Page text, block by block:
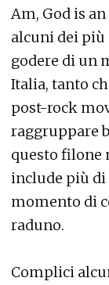
Am, God is
alcuni dei più
godere di un
Italia, tanto
post-rock
raggruppare
questo filone
include più di
momento di
raduno.
Complici